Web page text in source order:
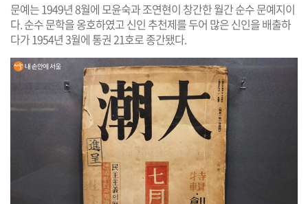
문예는 1949년 8월에 모윤숙과 조연현이 창간한 월간 순수 문예지이
다. 순수 문학을 옹호하였고 신인 추천제를 두어 많은 신인을 배출하
다가 1954년 3월에 통권 21호로 종간됐다.